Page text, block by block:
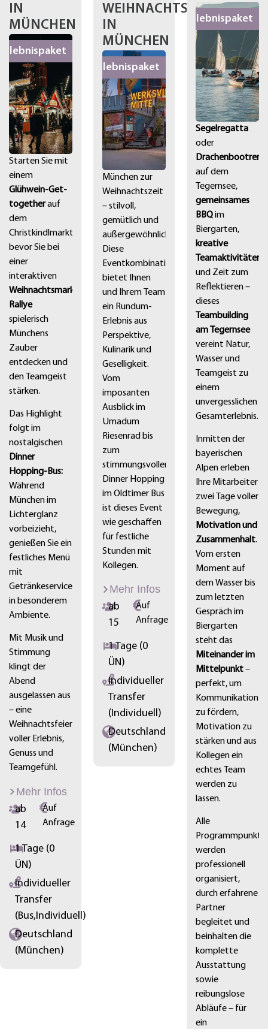
IN
MÜNCHEN
Erlebnispaket
Starten Sie mit
einem
Glühwein-Get-
togetherauf
dem
Christkindlmarkt,
bevor Sie bei
einer
interaktiven
Weihnachtsmarkt-
Rallye
spielerisch
Münchens
Zauber
entdecken und
den Teamgeist
stärken.
Das Highlight
folgt im
nostalgischen
Dinner
Hopping-Bus:
Während
München im
Lichterglanz
vorbeizieht,
genießen Sie ein
festliches Menü
mit
Getränkeservice
in besonderem
Ambiente.
Mit Musik und
Stimmung
klingt der
Abend
ausgelassen aus
– eine
Weihnachtsfeier
voller Erlebnis,
Genuss und
Teamgefühl.
Mehr Infos
ab
14
Auf
Anfrage
1 Tage (0
ÜN)
Individueller
Transfer
(Bus,Individuell)
Deutschland
(München)
WEIHNACHTSFEIER
IN
MÜNCHEN
Erlebnispaket
München zur
Weihnachtszeit
– stilvoll,
gemütlich und
außergewöhnlich.
Diese
Eventkombination
bietet Ihnen
und Ihrem Team
ein Rundum-
Erlebnis aus
Perspektive,
Kulinarik und
Geselligkeit.
Vom
imposanten
Ausblick im
Umadum
Riesenrad bis
zum
stimmungsvollen
Dinner Hopping
im Oldtimer Bus
ist dieses Event
wie geschaffen
für festliche
Stunden mit
Kollegen.
Mehr Infos
ab
15
Auf
Anfrage
1 Tage (0
ÜN)
Individueller
Transfer
(Individuell)
Deutschland
(München)
Erlebnispaket
Segelregatta
oder
auf dem
Tegernsee,
gemeinsames
BBQim
Biergarten,
kreative
Teamaktivitäten
und Zeit zum
Reflektieren –
dieses
Teambuilding
am Tegernsee
vereint Natur,
Wasser und
Teamgeist zu
einem
unvergesslichen
Gesamterlebnis.
Inmitten der
bayerischen
Alpen erleben
Ihre Mitarbeiter
zwei Tage voller
Bewegung,
Motivation und
Zusammenhalt.
Vom ersten
Moment auf
dem Wasser bis
zum letzten
Gespräch im
Biergarten
steht das
Miteinander im
Mittelpunkt–
perfekt, um
Kommunikation
zu fördern,
Motivation zu
stärken und aus
Kollegen ein
echtes Team
werden zu
lassen.
Alle
Programmpunkte
werden
professionell
organisiert,
durch erfahrene
Partner
begleitet und
beinhalten die
komplette
Ausstattung
sowie
reibungslose
Abläufe – für
ein